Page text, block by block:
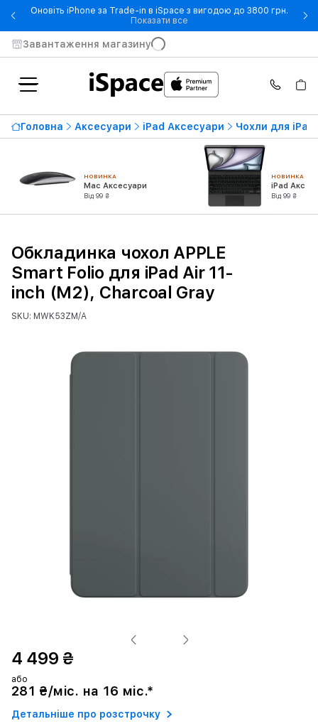
Оновіть iPhone за Trade-in в iSpace з вигодою до 3800 грн.
Показати все- Оновіть iPhone за Trade-in
Завантаження магазину
Головна Аксесуари iPad Аксесуари Чохли для iPad
НОВИНКА
Mac Аксесуари
Від 99 ₴
НОВИНКА
iPad
Від 99 ₴
Обкладинка чохол APPLE
Smart Folio для iPad Air 11-
inch (M2), Charcoal Gray
SKU: MWK53ZM/A
4 499 ₴
або
281 ₴/міс. на 16 міс.*
Детальніше про розстрочку